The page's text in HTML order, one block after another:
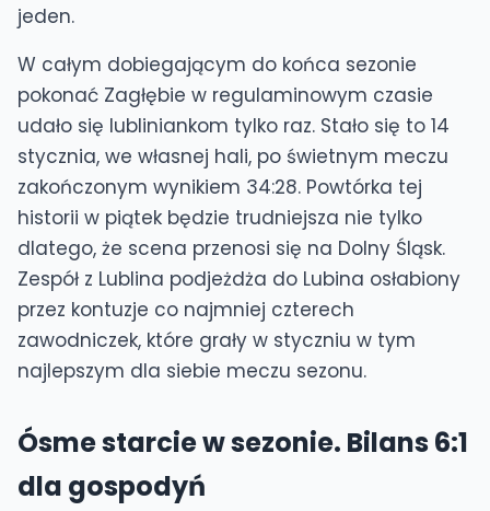
jeden.
W całym dobiegającym do końca sezonie
pokonać Zagłębie w regulaminowym czasie
udało się lubliniankom tylko raz. Stało się to 14
stycznia, we własnej hali, po świetnym meczu
zakończonym wynikiem 34:28. Powtórka tej
historii w piątek będzie trudniejsza nie tylko
dlatego, że scena przenosi się na Dolny Śląsk.
Zespół z Lublina podjeżdża do Lubina osłabiony
przez kontuzje co najmniej czterech
zawodniczek, które grały w styczniu w tym
najlepszym dla siebie meczu sezonu.
Ósme starcie w sezonie. Bilans 6:1
dla gospodyń